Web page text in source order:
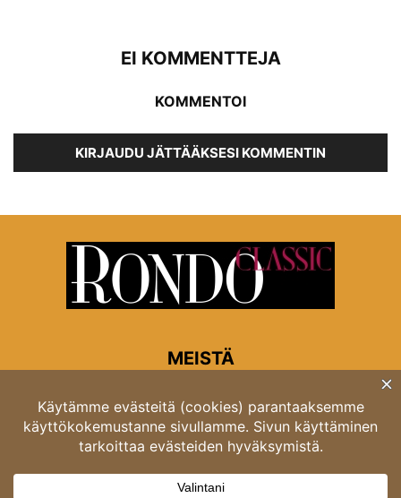
EI KOMMENTTEJA
KOMMENTOI
KIRJAUDU JÄTTÄÄKSESI KOMMENTIN
MEISTÄ
Rondon toimitus
Opastinsilta 6A 00520 Helsinki
Asiakaspalvelu: puh. 03 4246 5318
asiakaspalvelu@rondo.fi
Ota meihin yhteyttä:toimitus@rondo.fi